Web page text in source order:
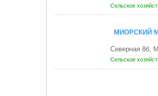
Сельское
МИОРСКИЙ
Северная 8б,
Сельское